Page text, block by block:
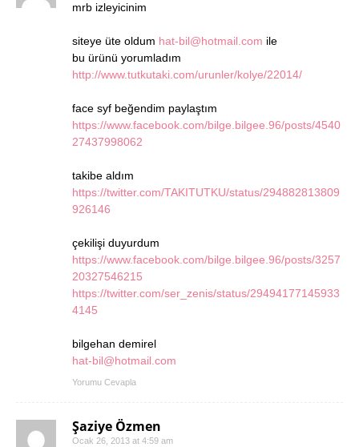
mrb izleyicinim
siteye üte oldum hat-bil@hotmail.com ile
bu ürünü yorumladım
http://www.tutkutaki.com/urunler/kolye/22014/
face syf beğendim paylaştım
https://www.facebook.com/bilge.bilgee.96/posts/4540
27437998062
takibe aldım
https://twitter.com/TAKITUTKU/status/294882813809
926146
çekilişi duyurdum
https://www.facebook.com/bilge.bilgee.96/posts/3257
20327546215
https://twitter.com/ser_zenis/status/29494177145933
4145
bilgehan demirel
hat-bil@hotmail.com
Yorumu Cevapla
Şaziye Özmen
Ocak 26, 2013 at 4:59 am